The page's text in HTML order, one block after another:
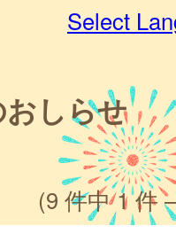
Select
しらせ
(9 件中 1 件